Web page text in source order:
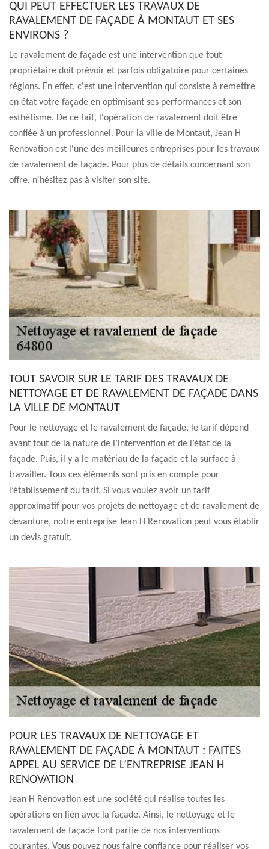
QUI PEUT EFFECTUER LES TRAVAUX DE
RAVALEMENT DE FAÇADE À MONTAUT ET SES
ENVIRONS ?
Le ravalement de façade est une intervention que tout
propriétaire doit prévoir et parfois obligatoire pour certaines
régions. En effet, c'est une intervention qui consiste à remettre
en état votre façade en optimisant ses performances et son
esthétisme. De ce fait, l'opération de ravalement doit être
confiée à un professionnel. Pour la ville de Montaut, Jean H
Renovation est l'une des meilleures entreprises pour les travaux
de ravalement de façade. Pour plus de détails concernant son
offre, n'hésitez pas à visiter son site.
TOUT SAVOIR SUR LE TARIF DES TRAVAUX DE
NETTOYAGE ET DE RAVALEMENT DE FAÇADE DANS
LA VILLE DE MONTAUT
Pour le nettoyage et le ravalement de façade, le tarif dépend
avant tout de la nature de l’intervention et de l’état de la
façade. Puis, il y a le matériau de la façade et la surface à
travailler. Tous ces éléments sont pris en compte pour
l’établissement du tarif. Si vous voulez avoir un tarif
approximatif pour vos projets de nettoyage et de ravalement de
devanture, notre entreprise Jean H Renovation peut vous établir
un devis gratuit.
POUR LES TRAVAUX DE NETTOYAGE ET
RAVALEMENT DE FAÇADE À MONTAUT : FAITES
APPEL AU SERVICE DE L’ENTREPRISE JEAN H
RENOVATION
Jean H Renovation est une société qui réalise toutes les
opérations en lien avec la façade. Ainsi, le nettoyage et le
ravalement de façade font partie de nos interventions
courantes. Vous pouvez nous faire confiance pour réaliser vos